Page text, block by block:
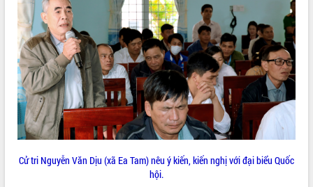
THỐNG KÊ TRUY CẬP
Hôm nay: 10120
Tất cả: 66022860
Cử tri Nguyễn Văn Dịu (xã Ea Tam) nêu ý kiến, kiến nghị với đại biểu Quốc
hội.